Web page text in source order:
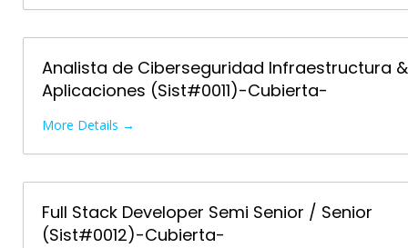
Analista de Ciberseguridad Infraestructura &
Aplicaciones (Sist#0011)-Cubierta-
More Details
Full Stack Developer Semi Senior / Senior
(Sist#0012)-Cubierta-